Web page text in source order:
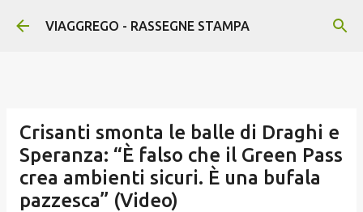
Passa ai contenuti principali
VIAGGREGO - RASSEGNE STAMPA
Crisanti smonta le balle di Draghi e
Speranza: “È falso che il Green Pass
crea ambienti sicuri. È una bufala
pazzesca” (Video)